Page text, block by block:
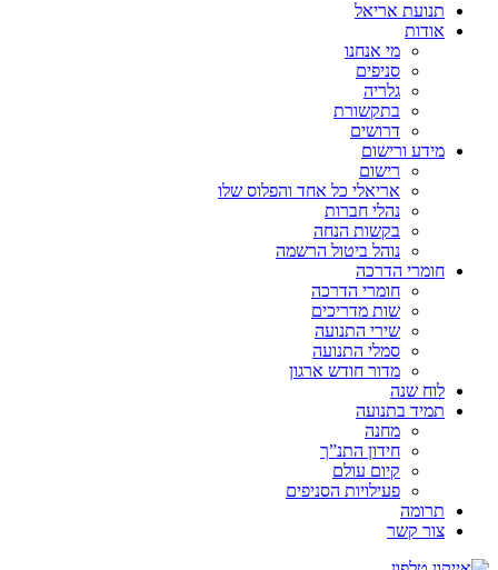
תנועת אריאל
אודות
מי אנחנו
סניפים
גלריה
בתקשורת
דרושים
מידע ורישום
רישום
אריאלי כל אחד והפלוס שלו
נהלי חברות
בקשות הנחה
נוהל ביטול הרשמה
חומרי הדרכה
חומרי הדרכה
שות מדריכים
שירי התנועה
סמלי התנועה
מדור חודש ארגון
לוח שנה
תמיד בתנועה
מחנה
חידון התנ”ך
קיום עולם
פעילויות הסניפים
תרומה
צור קשר